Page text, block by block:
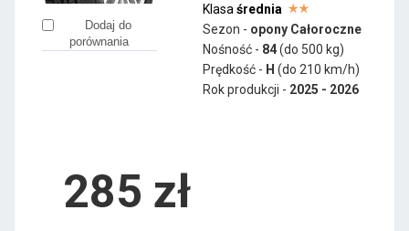
Dodaj do
porównania
Klasa średnia
Sezon - opony Całoroczne
Nośność - 84(do 500 kg)
Prędkość - H (do 210 km/h)
Rok produkcji - 2025 - 2026
285 zł